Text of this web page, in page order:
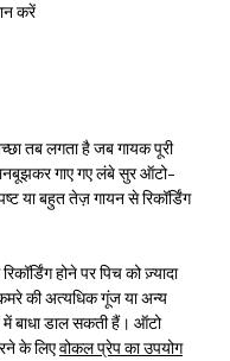
करें
तब लगता है जब गायक पूरी
गाए गए लंबे सुर ऑटो-
या बहुत तेज़ गायन से रिकॉर्डिंग
होने पर पिच को ज़्यादा
की अत्यधिक गूंज या अन्य
बाधा डाल सकती हैं। ऑटो
के लिएवोकल प्रेप का उपयोग